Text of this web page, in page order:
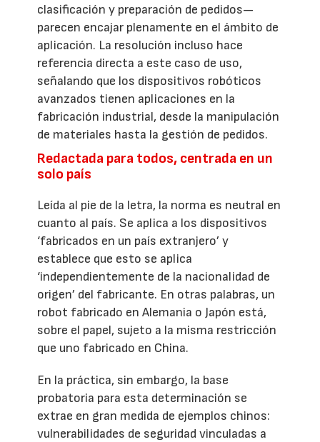
clasificación y preparación de pedidos—
parecen encajar plenamente en el ámbito de
aplicación. La resolución incluso hace
referencia directa a este caso de uso,
señalando que los dispositivos robóticos
avanzados tienen aplicaciones en la
fabricación industrial, desde la manipulación
de materiales hasta la gestión de pedidos.
Redactada para todos, centrada en un
solo país
Leída al pie de la letra, la norma es neutral en
cuanto al país. Se aplica a los dispositivos
‘fabricados en un país extranjero’ y
establece que esto se aplica
‘independientemente de la nacionalidad de
origen’ del fabricante. En otras palabras, un
robot fabricado en Alemania o Japón está,
sobre el papel, sujeto a la misma restricción
que uno fabricado en China.
En la práctica, sin embargo, la base
probatoria para esta determinación se
extrae en gran medida de ejemplos chinos:
vulnerabilidades de seguridad vinculadas a